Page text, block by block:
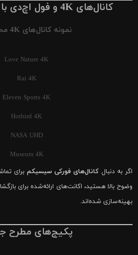
کانال‌های 4K و فول اچ‌دی با کیفیت واقعی
نمونه کانال‌های 4K محبوب:
Love Nature 4K
Rai 4K
Eleven Sports 4K
Hotbird 4K
NASA UHD
Museum 4K
اگر به دنبال کانال‌های فورکی سیسیکمبرای
وضوح بالا هستید، اکانت‌های ارائه‌شده برای
بهینه‌سازی شده‌اند.
پکیج‌های مطرح